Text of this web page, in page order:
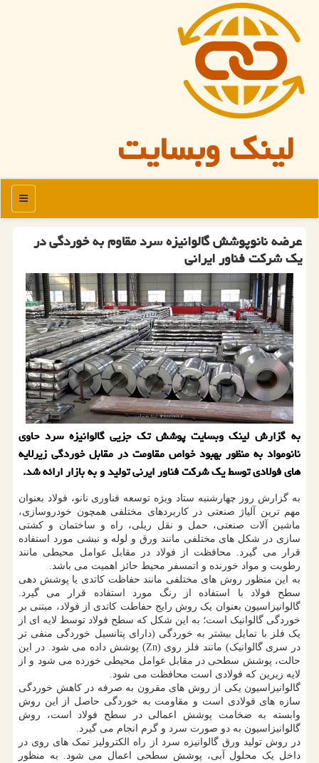
لینک وبسایت
منو
عرضه نانوپوشش گالوانیزه سرد مقاوم به خوردگی در
یك شركت فناور ایرانی
به گزارش لینک وبسایت پوشش تک جزیی گالوانیزه سرد حاوی
نانومواد به منظور بهبود خواص مقاومت در مقابل خوردگی زیرلایه
های فولادی توسط یک شرکت فناور ایرنی تولید و به بازار ارائه شد.
به گزارش روز چهارشنبه ستاد ویژه توسعه فناوری نانو، فولاد بعنوان
مهم ترین آلیاژ صنعتی در کاربردهای مختلفی همچون خودروسازی،
ماشین آلات صنعتی، حمل و نقل ریلی، راه و ساختمان و کشتی
سازی در شکل های مختلفی مانند ورق و لوله و نبشی مورد استفاده
قرار می گیرد. محافظت از فولاد در مقابل عوامل محیطی مانند
رطوبت و مواد خورنده و اتمسفر محیط حائز اهمیت می باشد.
به این منظور روش های مختلفی مانند حفاظت کاتدی یا پوشش دهی
سطح فولاد با استفاده از رنگ مورد استفاده قرار می گیرد.
گالوانیزاسیون بعنوان یک روش رایج حفاطت کاتدی از فولاد، مبتنی بر
خوردگی گالوانیک است؛ به این شکل که سطح فولاد توسط لایه ای از
یک فلز با تمایل بیشتر به خوردگی (دارای پتانسیل خوردگی منفی تر
در سری گالوانیک) مانند فلز روی (Zn) پوشش داده می شود. در این
حالت، پوشش سطحی در مقابل عوامل محیطی خورده می شود و از
لایه زیرین که فولادی است محافظت می شود.
گالوانیزاسیون یکی از روش های مقرون به صرفه در کاهش خوردگی
سازه های فولادی است و مقاومت به خوردگی حاصل از این روش
وابسته به ضخامت پوشش اعمالی در سطح فولاد است، روش
گالوانیزاسیون به دو صورت سرد و گرم انجام می گیرد.
در روش تولید ورق گالوانیزه سرد از راه الکترولیز نمک های روی در
داخل یک محلول آبی، پوشش سطحی اعمال می شود. به منظور